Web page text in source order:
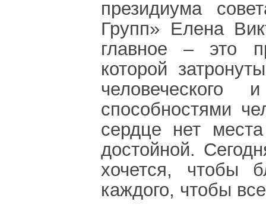
президиума
Групп» Елена
главное – это
которой
способностями
сердце нет
достойной.
хочется, чтобы
каждого, чтобы